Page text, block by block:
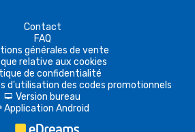
Contact
FAQ
générales de vente
relative aux cookies
de confidentialité
d'utilisation des codes promotionnels
d Version bureau
Application Android